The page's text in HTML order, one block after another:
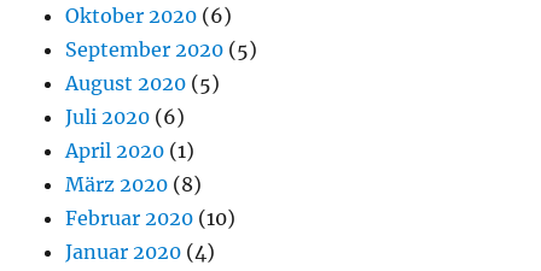
Oktober 2020 (6)
September 2020 (5)
August 2020 (5)
Juli 2020 (6)
April 2020 (1)
März 2020 (8)
Februar 2020 (10)
Januar 2020 (4)